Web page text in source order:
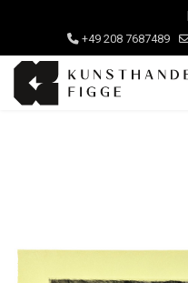
+49 208 7687489